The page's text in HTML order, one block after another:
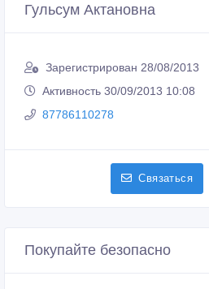
Гульсум Актановна
Зарегистрирован 28/08/2013
Активность 30/09/2013 10:08
87786110278
Связаться
Покупайте безопасно